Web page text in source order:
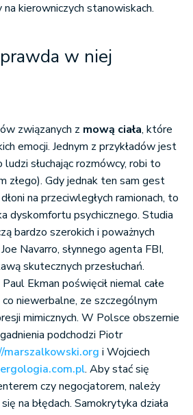
kierowniczych stanowiskach.
w niej
związanych z mową ciała, które
emocji. Jednym z przykładów jest
słuchając rozmówcy, robi to
złego). Gdy jednak ten sam gest
na przeciwległych ramionach, to
dyskomfortu psychicznego. Studia
bardzo szerokich i poważnych
Navarro, słynnego agenta FBI,
skutecznych przesłuchań.
Ekman poświęcił niemal całe
niewerbalne, ze szczególnym
mimicznych. W Polsce obszernie
podchodzi Piotr
i Wojciech
. Aby stać się
czy negocjatorem, należy
na błędach. Samokrytyka działa